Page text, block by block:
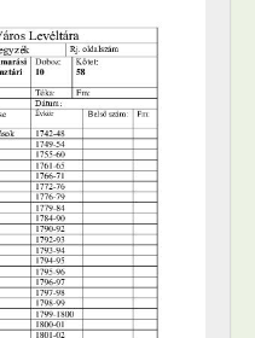
rk. templom számadásai, 1791–1847
rk. templom számadásai, 1749–1847
alap számadásai, 1847
pénztár számadásai, 1838–1839
Györgyi alap számadása, 1838–1847
alap számadásai, 1816-1847
számadások, 1743–1776
anyagszámadások, 1778–1847 (–1888)
adópénztárának iratai, 1743–1847
árva-pénztárának iratai, 1745–1847
és csendőrségének iratai, 1829–1859